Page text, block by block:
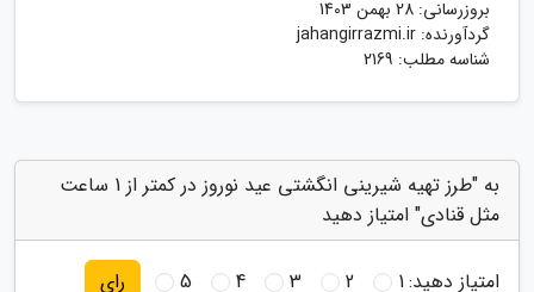
بروزرسانی: 28 بهمن 1403
گردآورنده: jahangirrazmi.ir
شناسه مطلب: 2169
به "طرز تهیه شیرینی انگشتی عید نوروز در کمتر از 1 ساعت
مثل قنادی" امتیاز دهید
امتیاز دهید:1
2
3
4
5 رای